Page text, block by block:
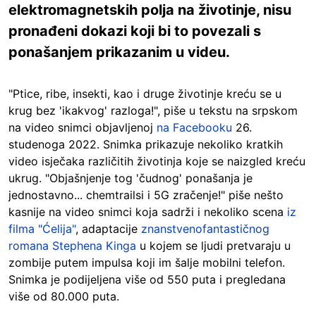
elektromagnetskih polja na životinje, nisu
pronađeni dokazi koji bi to povezali s
ponašanjem prikazanim u videu.
"Ptice, ribe, insekti, kao i druge životinje kreću se u
krug bez 'ikakvog' razloga!", piše u tekstu na srpskom
na video snimci objavljenoj na Facebooku 26.
studenoga 2022. Snimka prikazuje nekoliko kratkih
video isječaka različitih životinja koje se naizgled kreću
ukrug. "Objašnjenje tog 'čudnog' ponašanja je
jednostavno... chemtrailsi i 5G zračenje!" piše nešto
kasnije na video snimci koja sadrži i nekoliko scena iz
filma "Ćelija", adaptacije znanstvenofantastičnog
romana Stephena Kinga u kojem se ljudi pretvaraju u
zombije putem impulsa koji im šalje mobilni telefon.
Snimka je podijeljena više od 550 puta i pregledana
više od 80.000 puta.